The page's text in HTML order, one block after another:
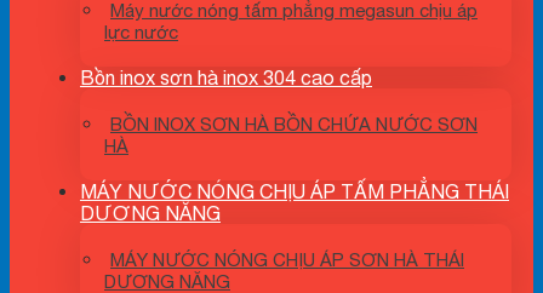
Máy nước nóng tấm phẳng megasun chịu áp
lực nước
Bồn inox sơn hà inox 304 cao cấp
BỒN INOX SƠN HÀ BỒN CHỨA NƯỚC SƠN
HÀ
MÁY NƯỚC NÓNG CHỊU ÁP TẤM PHẲNG THÁI
DƯƠNG NĂNG
MÁY NƯỚC NÓNG CHỊU ÁP SƠN HÀ THÁI
DƯƠNG NĂNG